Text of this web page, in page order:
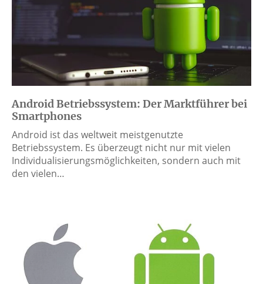
Android Betriebssystem: Der Marktführer bei
Smartphones
Android ist das weltweit meistgenutzte
Betriebssystem. Es überzeugt nicht nur mit vielen
Individualisierungsmöglichkeiten, sondern auch mit
den vielen…